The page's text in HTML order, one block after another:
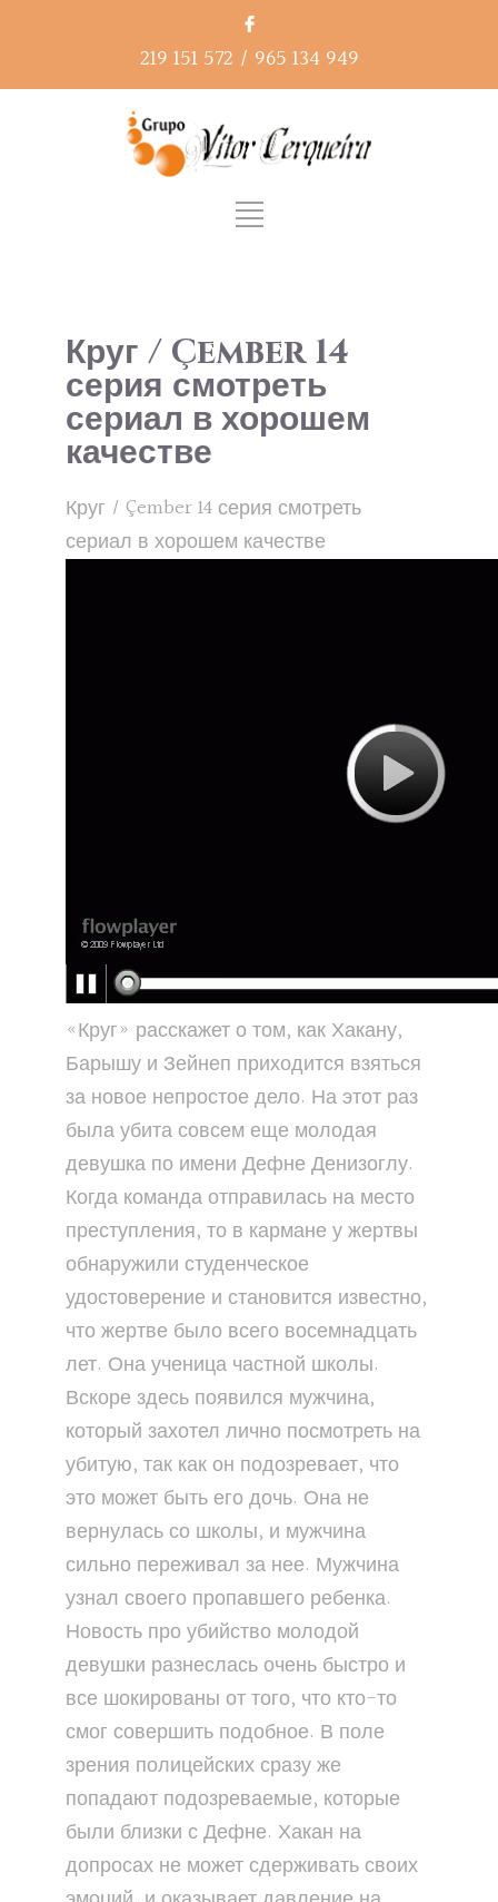
219 151 572 / 965 134 949
Круг / Çember 14
серия смотреть
сериал в хорошем
качестве
Круг / Çember 14 серия смотреть
сериал в хорошем качестве
«Круг» расскажет о том, как Хакану,
Барышу и Зейнеп приходится взяться
за новое непростое дело. На этот раз
была убита совсем еще молодая
девушка по имени Дефне Денизоглу.
Когда команда отправилась на место
преступления, то в кармане у жертвы
обнаружили студенческое
удостоверение и становится известно,
что жертве было всего восемнадцать
лет. Она ученица частной школы.
Вскоре здесь появился мужчина,
который захотел лично посмотреть на
убитую, так как он подозревает, что
это может быть его дочь. Она не
вернулась со школы, и мужчина
сильно переживал за нее. Мужчина
узнал своего пропавшего ребенка.
Новость про убийство молодой
девушки разнеслась очень быстро и
все шокированы от того, что кто-то
смог совершить подобное. В поле
зрения полицейских сразу же
попадают подозреваемые, которые
были близки с Дефне. Хакан на
допросах не может сдерживать своих